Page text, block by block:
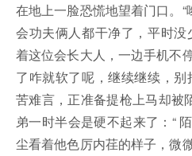
在地上一脸恐慌地望着门口。
会功夫俩人都干净了，平时
着这位会长大人，一边手机不
了咋就软了呢，继续继续，
苦难言，正准备提枪上马却被
弟一时半会是硬不起来了：“
尘看着他色厉内荏的样子，微